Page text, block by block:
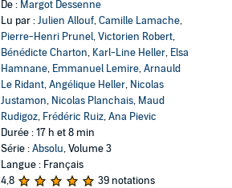
De : Margot Dessenne
Lu par :Julien Allouf,Camille Lamache,
Pierre-Henri Prunel,Victorien Robert,
Bénédicte Charton, Karl-Line Heller, Elsa
Hamnane, Emmanuel Lemire,Arnauld
Le Ridant,Angélique Heller, Nicolas
Justamon, Nicolas Planchais, Maud
Rudigoz, Frédéric Ruiz,Ana Pievic
Durée : 17 h et 8 min
Série :Absolu, Volume 3
Langue : Français
4,8
39 notations